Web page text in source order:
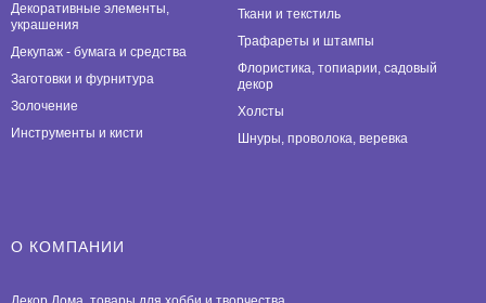
Декоративные элементы,
украшения
Декупаж - бумага и средства
Заготовки и фурнитура
Золочение
Инструменты и кисти
Ткани и текстиль
Трафареты и штампы
Флористика, топиарии, садовый
декор
Холсты
Шнуры, проволока, веревка
О КОМПАНИИ